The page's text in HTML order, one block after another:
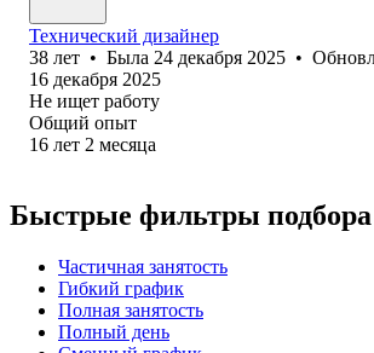
Технический дизайнер
38 лет • Была 24 декабря 2025 •
16 декабря 2025
Не ищет работу
Общий опыт
16 лет 2 месяца
Быстрые фильтры
Частичная занятость
Гибкий график
Полная занятость
Полный день